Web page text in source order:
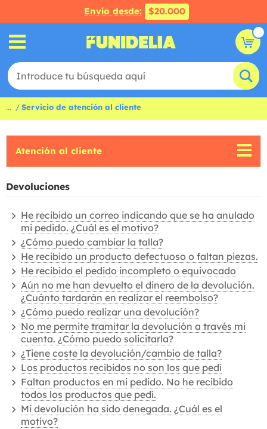
Envío desde: $20.000
... Servicio de atención al cliente
Atención al cliente
Devoluciones
He recibido un correo indicando que se ha anulado
mi pedido. ¿Cuál es el motivo?
¿Cómo puedo cambiar la talla?
He recibido un producto defectuoso o faltan piezas.
He recibido el pedido incompleto o equivocado
Aún no me han devuelto el dinero de la devolución.
¿Cuánto tardarán en realizar el reembolso?
¿Cómo puedo realizar una devolución?
No me permite tramitar la devolución a través mi
cuenta. ¿Cómo puedo solicitarla?
¿Tiene coste la devolución/cambio de talla?
Los productos recibidos no son los que pedí
Faltan productos en mi pedido. No he recibido
todos los productos que pedí.
Mi devolución ha sido denegada. ¿Cuál es el
motivo?